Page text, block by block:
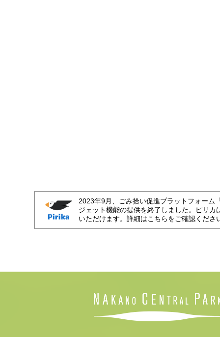
2023年9月、ごみ拾い促進プラットフォーム
ジェット機能の提供を終了しました。ピリカ
いただけます。詳細はこちらをご確認くださ